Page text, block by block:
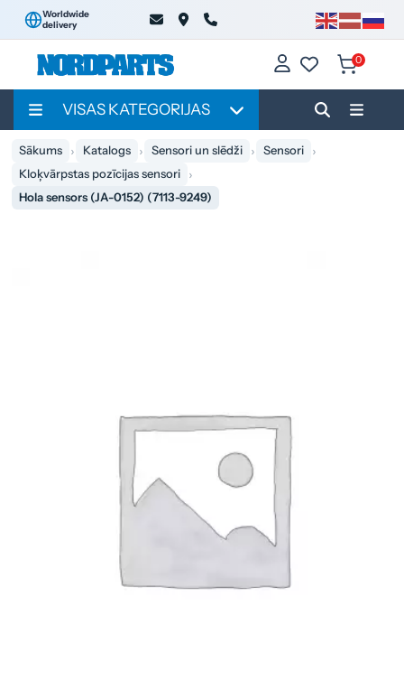
Worldwide
delivery
0
VISAS KATEGORIJAS
Sākums Katalogs Sensori un slēdži
Sensori
Kloķvārpstas pozīcijas sensori
Hola sensors (JA-0152) (7113-9249)